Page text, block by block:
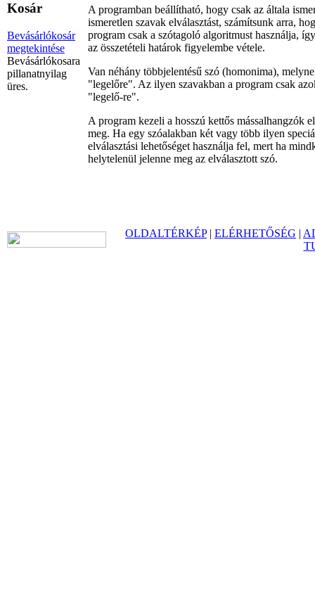
Kosár
Bevásárlókosár
megtekintése
Bevásárlókosara
pillanatnyilag
üres.
A programban beállítható, hogy csak az általa
ismeretlen szavak elválasztást, számítsunk arra,
program csak a szótagoló algoritmust használja,
az összetételi határok figyelembe vétele.
Van néhány többjelentésű szó (homonima),
"legelőre". Az ilyen szavakban a program csak
"legelő-re".
A program kezeli a hosszú kettős mássalhangzók
meg. Ha egy szóalakban két vagy több ilyen
elválasztási lehetőséget használja fel, mert ha
helytelenül jelenne meg az elválasztott szó.
OLDALTÉRKÉP| ELÉRHETŐSÉG |